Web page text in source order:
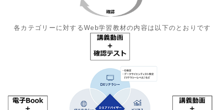
各カテゴリーに対するWeb学習教材の内容は以下のとおりです